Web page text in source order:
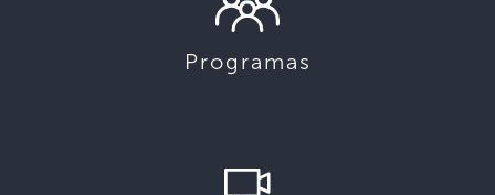
Programas